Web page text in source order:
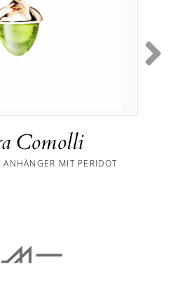
Comolli
MIT PERIDOT